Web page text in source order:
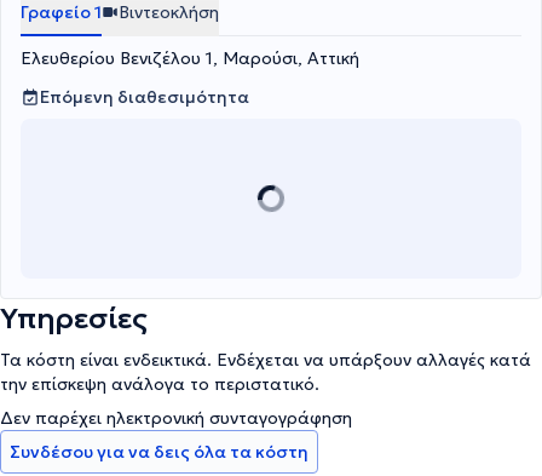
Γραφείο 1 Βιντεοκλήση
Ελευθερίου Βενιζέλου 1, Μαρούσι, Αττική
Επόμενη διαθεσιμότητα
Υπηρεσίες
Τα κόστη είναι ενδεικτικά. Ενδέχεται να υπάρξουν αλλαγές κατά
την επίσκεψη ανάλογα το περιστατικό.
Δεν παρέχει ηλεκτρονική συνταγογράφηση
Συνδέσου για να δεις όλα τα κόστη